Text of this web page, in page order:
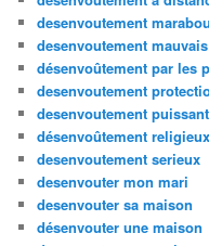
desenvoutement
desenvoutement
désenvoûtement par les
desenvoutement
desenvoutement puissant
désenvoûtement religieux
desenvoutement serieux
desenvouter mon mari
desenvouter sa maison
désenvouter une maison